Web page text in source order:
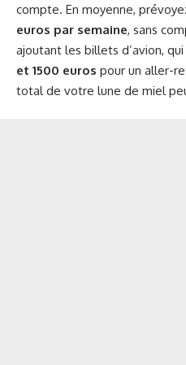
compte. En moyenne,
euros par semaine, sans
ajoutant les billets d’avion,
et 1500 euros pour un aller-
total de votre lune de miel